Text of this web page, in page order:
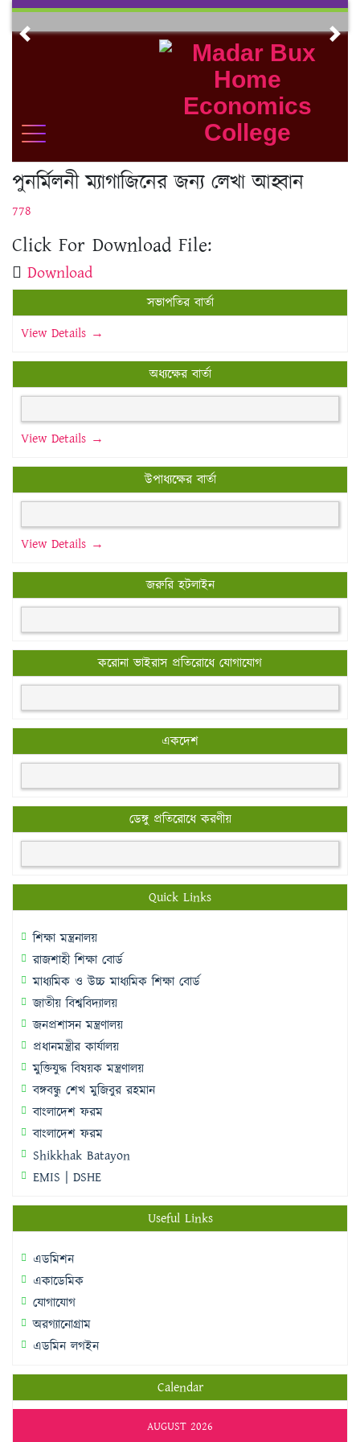
Skip
contentPrevious
পুনর্মিলনী ম্যাগাজিনের জন্য লেখা আহ্বান
778
Click For Download File:
Download
সভাপতির বার্তা
View Details →
অধ্যক্ষের বার্তা
View Details →
উপাধ্যক্ষের বার্তা
View Details →
জরুরি হটলাইন
করোনা ভাইরাস প্রতিরোধে যোগাযোগ
একদেশ
ডেঙ্গু প্রতিরোধে করণীয়
Quick Links
শিক্ষা মন্ত্রনালয়
রাজশাহী শিক্ষা বোর্ড
মাধ্যমিক ও উচ্চ মাধ্যমিক শিক্ষা বোর্ড
জাতীয় বিশ্ববিদ্যালয়
জনপ্রশাসন মন্ত্রণালয়
প্রধানমন্ত্রীর কার্যালয়
মুক্তিযুদ্ধ বিষয়ক মন্ত্রণালয়
বঙ্গবন্ধু শেখ মুজিবুর রহমান
বাংলাদেশ ফরম
বাংলাদেশ ফরম
Shikkhak Batayon
EMIS | DSHE
Useful Links
এডমিশন
একাডেমিক
যোগাযোগ
অরগ্যানোগ্রাম
এডমিন লগইন
Calendar
AUGUST 2026